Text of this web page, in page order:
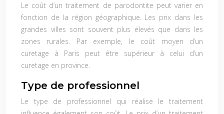
Le coût d’un traitement de parodontite peut varier en
fonction de la région géographique. Les prix dans les
grandes villes sont souvent plus élevés que dans les
zones rurales. Par exemple, le coût moyen d’un
curetage à Paris peut être supérieur à celui d’un
curetage en province.
Type de professionnel
Le type de professionnel qui réalise le traitement